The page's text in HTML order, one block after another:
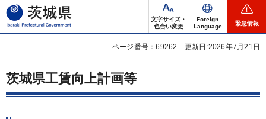
茨城県
文字サイズ・
色合い変更
Foreign
Language
緊急情報
ページ番号：69262 更新日:2026年7月21日
茨城県工賃向上計画等